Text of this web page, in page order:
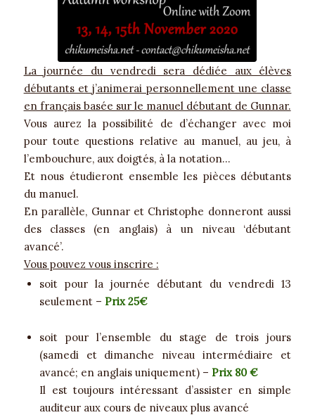
La journée du vendredi sera dédiée aux élèves
débutants et j’animerai personnellement une classe
en français basée sur le manuel débutant de Gunnar.
Vous aurez la possibilité de d’échanger avec moi
pour toute questions relative au manuel, au jeu, à
l’embouchure, aux doigtés, à la notation…
Et nous étudieront ensemble les pièces débutants
du manuel.
En parallèle, Gunnar et Christophe donneront aussi
des classes (en anglais) à un niveau ‘débutant
avancé’.
Vous pouvez vous inscrire :
soit pour la journée débutant du vendredi 13
seulement – Prix 25€
soit pour l’ensemble du stage de trois jours
(samedi et dimanche niveau intermédiaire et
avancé; en anglais uniquement) – Prix 80 €
Il est toujours intéressant d’assister en simple
auditeur aux cours de niveaux plus avancé